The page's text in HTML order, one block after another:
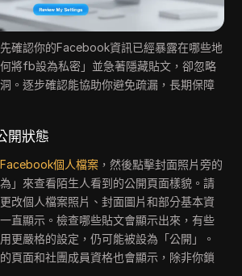
確認你的Facebook資訊已經暴露在哪些地
將fb設為私密」並急著隱藏貼文，卻忽略
。逐步確認能協助你避免疏漏，長期保障
開狀態
Facebook個人檔案 ，然後點擊封面照片旁的
」來查看陌生人看到的公開頁面樣貌。請
改個人檔案照片、封面圖片和部分基本資
直顯示。檢查哪些貼文會顯示出來，有些
更嚴格的設定，仍可能被設為「公開」。
頁面和社團成員資格也會顯示，除非你鎖